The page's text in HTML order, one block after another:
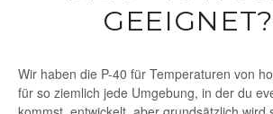
GEEIGNET?
Wir haben die P-40 für Temperaturen von
für so ziemlich jede Umgebung, in der du